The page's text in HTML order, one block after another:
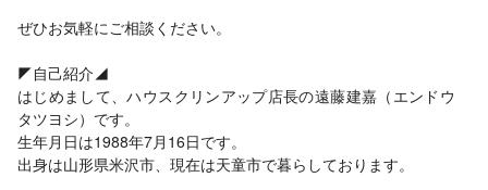
ぜひお気軽にご相談ください。
◤自己紹介◢
はじめまして、ハウスクリンアップ店長の遠藤建嘉（エンドウ
タツヨシ）です。
生年月日は1988年7月16日です。
出身は山形県米沢市、現在は天童市で暮らしております。